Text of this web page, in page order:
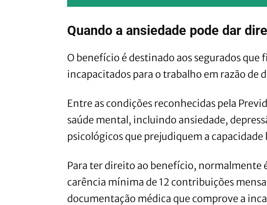
Quando a ansiedade pode dar
O benefício é destinado aos segurados
incapacitados para o trabalho em razão de
Entre as condições reconhecidas pela
saúde mental, incluindo ansiedade,
psicológicos que prejudiquem a capacidade
Para ter direito ao benefício, normalmente
carência mínima de 12 contribuições
documentação médica que comprove a